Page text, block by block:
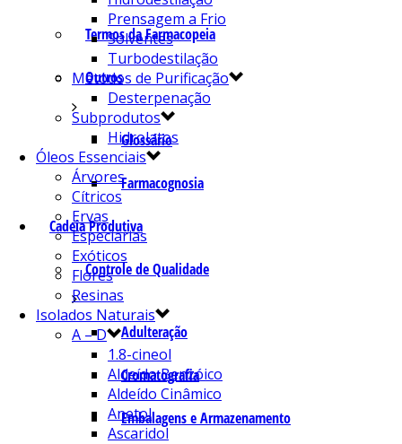
Termos da Farmacopeia
Outros
Glossário
Farmacognosia
Cadeia Produtiva
Controle de Qualidade
Adulteração
Cromatografia
Embalagens e Armazenamento
Prensagem a Frio
Solventes
Turbodestilação
Métodos de Purificação
Desterpenação
Subprodutos
Hidrolatos
Óleos Essenciais
Árvores
Cítricos
Ervas
Especiarias
Exóticos
Flores
Resinas
Isolados Naturais
A – D
1.8-cineol
Aldeído Benzóico
Aldeído Cinâmico
Anetol
Ascaridol